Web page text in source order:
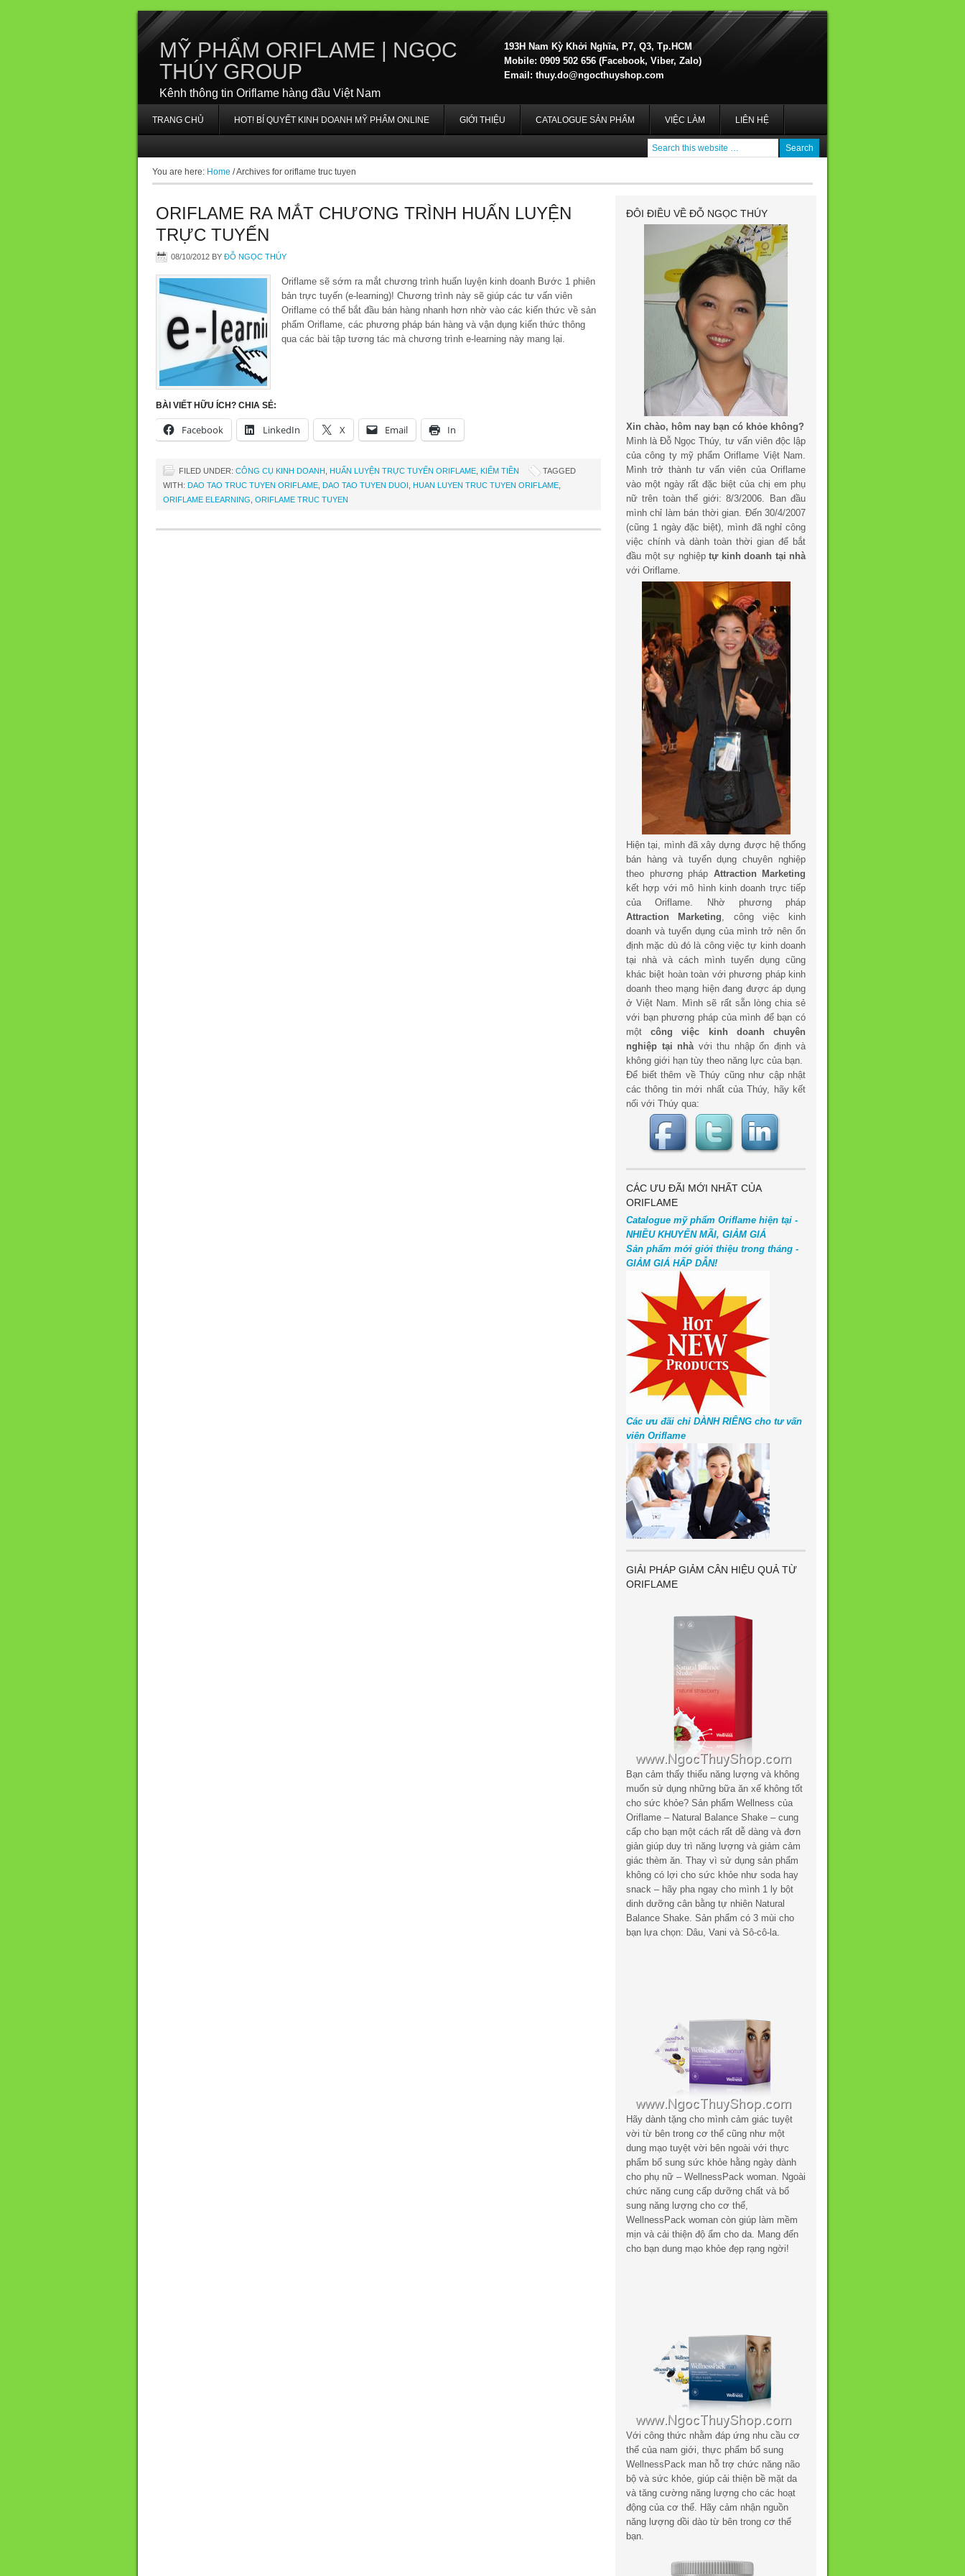
MỸ PHẨM ORIFLAME | NGỌC
THÚY GROUP
Kênh thông tin Oriflame hàng đầu Việt Nam
193H Nam Kỳ Khởi Nghĩa, P7, Q3, Tp.HCM
Mobile: 0909 502 656 (Facebook, Viber, Zalo)
Email: thuy.do@ngocthuyshop.com
TRANG CHỦ HOT! BÍ QUYẾT KINH DOANH MỸ PHẨM ONLINE GIỚI THIỆU CATALOGUE SẢN PHẨM VIỆC LÀM LIÊN HỆ
You are here: Home /Archives for oriflame truc tuyen
ORIFLAME RA MẮT CHƯƠNG TRÌNH HUẤN LUYỆN
TRỰC TUYẾN
08/10/2012 BY ĐỖ NGỌC THÚY
Oriflame sẽ sớm ra mắt chương trình huấn luyện kinh doanh Bước 1 phiên
bản trực tuyến (e-learning)! Chương trình này sẽ giúp các tư vấn viên
Oriflame có thể bắt đầu bán hàng nhanh hơn nhờ vào các kiến thức về sản
phẩm Oriflame, các phương pháp bán hàng và vận dụng kiến thức thông
qua các bài tập tương tác mà chương trình e-learning này mang lại.
BÀI VIẾT HỮU ÍCH? CHIA SẺ:
Facebook LinkedIn X Email In
FILED UNDER: CÔNG CỤ KINH DOANH HUẤN LUYỆN TRỰC TUYẾN ORIFLAME KIẾM TIỀN
TAGGED
WITH: DAO TAO TRUC TUYEN ORIFLAME DAO TAO TUYEN DUOI HUAN LUYEN TRUC TUYEN ORIFLAME
ORIFLAME ELEARNING ORIFLAME TRUC TUYEN
ĐÔI ĐIỀU VỀ ĐỖ NGỌC THÚY
Xin chào, hôm nay bạn có khỏe không?
Mình là Đỗ Ngọc Thúy, tư vấn viên độc lập
của công ty mỹ phẩm Oriflame Việt Nam.
Mình trở thành tư vấn viên của Oriflame
vào một ngày rất đặc biệt của chị em phụ
nữ trên toàn thế giới: 8/3/2006. Ban đầu
mình chỉ làm bán thời gian. Đến 30/4/2007
(cũng 1 ngày đặc biệt), mình đã nghỉ công
việc chính và dành toàn thời gian để bắt
đầu một sự nghiệp tự kinh doanh tại nhà
với Oriflame.
Hiện tại, mình đã xây dựng được hệ thống
bán hàng và tuyển dụng chuyên nghiệp
theo phương pháp Attraction Marketing
kết hợp với mô hình kinh doanh trực tiếp
của Oriflame. Nhờ phương pháp
Attraction Marketing, công việc kinh
doanh và tuyển dụng của mình trở nên ổn
định mặc dù đó là công việc tự kinh doanh
tại nhà và cách mình tuyển dụng cũng
khác biệt hoàn toàn với phương pháp kinh
doanh theo mạng hiện đang được áp dụng
ở Việt Nam. Mình sẽ rất sẵn lòng chia sẻ
với bạn phương pháp của mình để bạn có
mộtcông việc kinh doanh chuyên
nghiệp tại nhàvới thu nhập ổn định và
không giới hạn tùy theo năng lực của bạn.
Để biết thêm về Thúy cũng như cập nhật
các thông tin mới nhất của Thúy, hãy kết
nối với Thúy qua:
CÁC ƯU ĐÃI MỚI NHẤT CỦA
ORIFLAME
Catalogue mỹ phẩm Oriflame hiện tại -
NHIỀU KHUYẾN MÃI, GIẢM GIÁ
Sản phẩm mới giới thiệu trong tháng -
GIẢM GIÁ HẤP DẪN!
Các ưu đãi chỉ DÀNH RIÊNG cho tư vấn
viên Oriflame
GIẢI PHÁP GIẢM CÂN HIỆU QUẢ TỪ
ORIFLAME
Bạn cảm thấy thiếu năng lượng và không
muốn sử dụng những bữa ăn xế không tốt
cho sức khỏe? Sản phẩm Wellness của
Oriflame – Natural Balance Shake – cung
cấp cho bạn một cách rất dễ dàng và đơn
giản giúp duy trì năng lượng và giảm cảm
giác thèm ăn. Thay vì sử dụng sản phẩm
không có lợi cho sức khỏe như soda hay
snack – hãy pha ngay cho mình 1 ly bột
dinh dưỡng cân bằng tự nhiên Natural
Balance Shake. Sản phẩm có 3 mùi cho
bạn lựa chọn: Dâu, Vani và Sô-cô-la.
Hãy dành tặng cho mình cảm giác tuyệt
vời từ bên trong cơ thể cũng như một
dung mạo tuyệt vời bên ngoài với thực
phẩm bổ sung sức khỏe hằng ngày dành
cho phụ nữ – WellnessPack woman. Ngoài
chức năng cung cấp dưỡng chất và bổ
sung năng lượng cho cơ thể,
WellnessPack woman còn giúp làm mềm
mịn và cải thiện độ ẩm cho da. Mang đến
cho bạn dung mạo khỏe đẹp rạng ngời!
Với công thức nhằm đáp ứng nhu cầu cơ
thể của nam giới, thực phẩm bổ sung
WellnessPack man hỗ trợ chức năng não
bộ và sức khỏe, giúp cải thiện bề mặt da
và tăng cường năng lượng cho các hoạt
động của cơ thể. Hãy cảm nhận nguồn
năng lượng dồi dào từ bên trong cơ thể
bạn.